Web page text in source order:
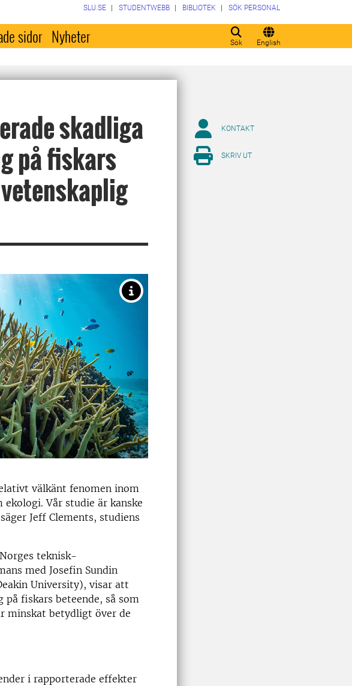
Sök English
SLU.SE STUDENTWEBB BIBLIOTEK SÖK PERSONAL
sidor Nyheter
skadliga
på fiskars
välkänt fenomen inom
Vår studie är kanske
Jeff Clements, studiens
teknisk-
med Josefin Sundin
University), visar att
fiskars beteende, så som
minskat betydligt över de
i rapporterade effekter
KONTAKT
SKRIV UT